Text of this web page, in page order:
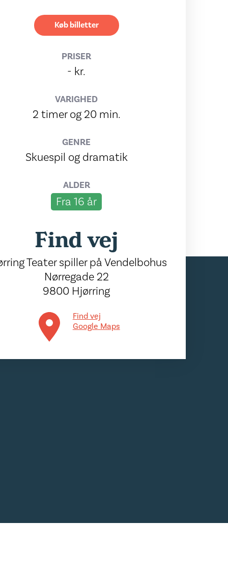
Køb billetter
PRISER
- kr.
VARIGHED
2 timer og 20 min.
GENRE
Skuespil og dramatik
ALDER
Fra 16 år
Find vej
Teater spiller på Vendelbohus
Nørregade 22
9800 Hjørring
Find vej
Google Maps